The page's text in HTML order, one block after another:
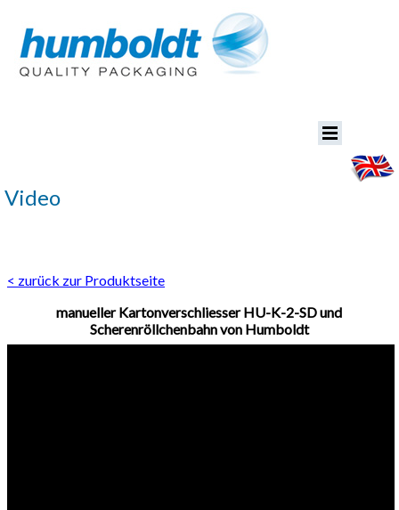
Video
< zurück zur Produktseite
manueller Kartonverschliesser HU-K-2-SD und
Scherenröllchenbahn von Humboldt